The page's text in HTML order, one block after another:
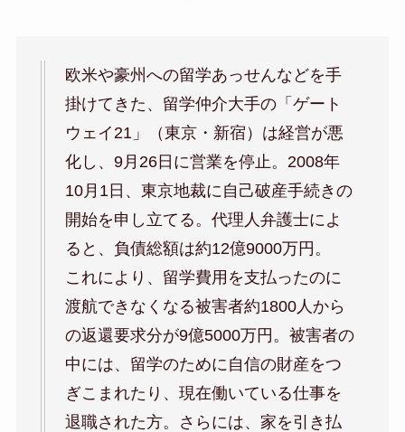
欧米や豪州への留学あっせんなどを手
掛けてきた、留学仲介大手の「ゲート
ウェイ21」（東京・新宿）は経営が悪
化し、9月26日に営業を停止。2008年
10月1日、東京地裁に自己破産手続きの
開始を申し立てる。代理人弁護士によ
ると、負債総額は約12億9000万円。
これにより、留学費用を支払ったのに
渡航できなくなる被害者約1800人から
の返還要求分が9億5000万円。被害者の
中には、留学のために自信の財産をつ
ぎこまれたり、現在働いている仕事を
退職された方。さらには、家を引き払